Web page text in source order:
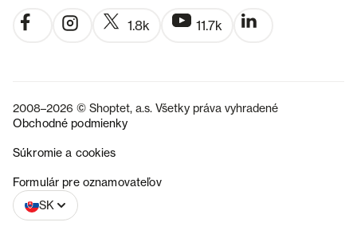
1.8k 11.7k
2008–2026 © Shoptet, a.s. Všetky práva vyhradené
Obchodné podmienky
Súkromie a cookies
Formulár pre oznamovateľov
SK